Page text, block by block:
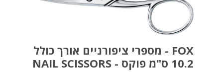
FOX - מספרי ציפורניים אורך כולל
10.2 ס"מ פוקס - NAIL SCISSORS